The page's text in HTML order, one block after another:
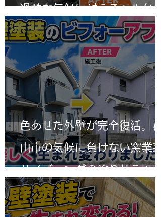
過酷な気候に耐えるモルタル
外壁塗装
色あせた外壁が完全復活。郡
山市の気候に負けない窯業系
サイディングの塗り替え工事